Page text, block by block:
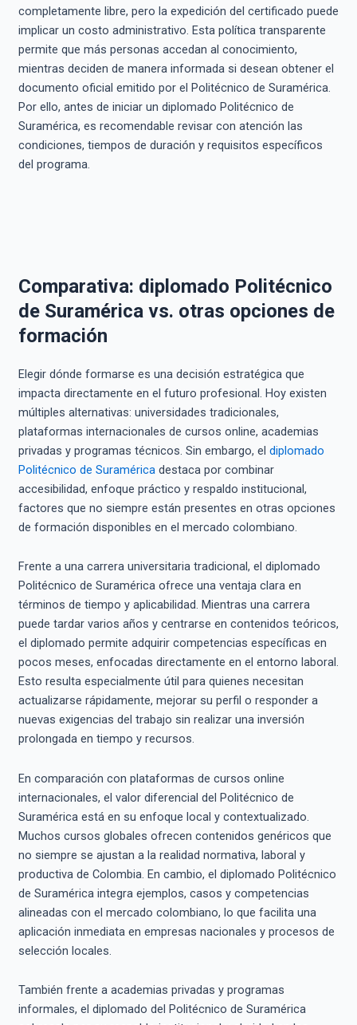
completamente libre, pero la expedición del certificado puede
implicar un costo administrativo. Esta política transparente
permite que más personas accedan al conocimiento,
mientras deciden de manera informada si desean obtener el
documento oficial emitido por el Politécnico de Suramérica.
Por ello, antes de iniciar un diplomado Politécnico de
Suramérica, es recomendable revisar con atención las
condiciones, tiempos de duración y requisitos específicos
del programa.
Comparativa: diplomado Politécnico
de Suramérica vs. otras opciones de
formación
Elegir dónde formarse es una decisión estratégica que
impacta directamente en el futuro profesional. Hoy existen
múltiples alternativas: universidades tradicionales,
plataformas internacionales de cursos online, academias
privadas y programas técnicos. Sin embargo, el diplomado
Politécnico de Suramérica destaca por combinar
accesibilidad, enfoque práctico y respaldo institucional,
factores que no siempre están presentes en otras opciones
de formación disponibles en el mercado colombiano.
Frente a una carrera universitaria tradicional, el diplomado
Politécnico de Suramérica ofrece una ventaja clara en
términos de tiempo y aplicabilidad. Mientras una carrera
puede tardar varios años y centrarse en contenidos teóricos,
el diplomado permite adquirir competencias específicas en
pocos meses, enfocadas directamente en el entorno laboral.
Esto resulta especialmente útil para quienes necesitan
actualizarse rápidamente, mejorar su perfil o responder a
nuevas exigencias del trabajo sin realizar una inversión
prolongada en tiempo y recursos.
En comparación con plataformas de cursos online
internacionales, el valor diferencial del Politécnico de
Suramérica está en su enfoque local y contextualizado.
Muchos cursos globales ofrecen contenidos genéricos que
no siempre se ajustan a la realidad normativa, laboral y
productiva de Colombia. En cambio, el diplomado Politécnico
de Suramérica integra ejemplos, casos y competencias
alineadas con el mercado colombiano, lo que facilita una
aplicación inmediata en empresas nacionales y procesos de
selección locales.
También frente a academias privadas y programas
informales, el diplomado del Politécnico de Suramérica